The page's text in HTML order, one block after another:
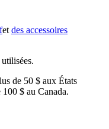
et des accessoires
de 50 $ aux États
$ au Canada.